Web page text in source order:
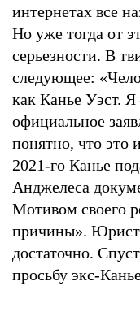
интернетах все
Но уже тогда от
серьезности. В
следующее:
как Канье Уэст.
официальное
понятно, что это
2021-го Канье
Анджелеса
Мотивом своего
причины».
достаточно.
просьбу экс-